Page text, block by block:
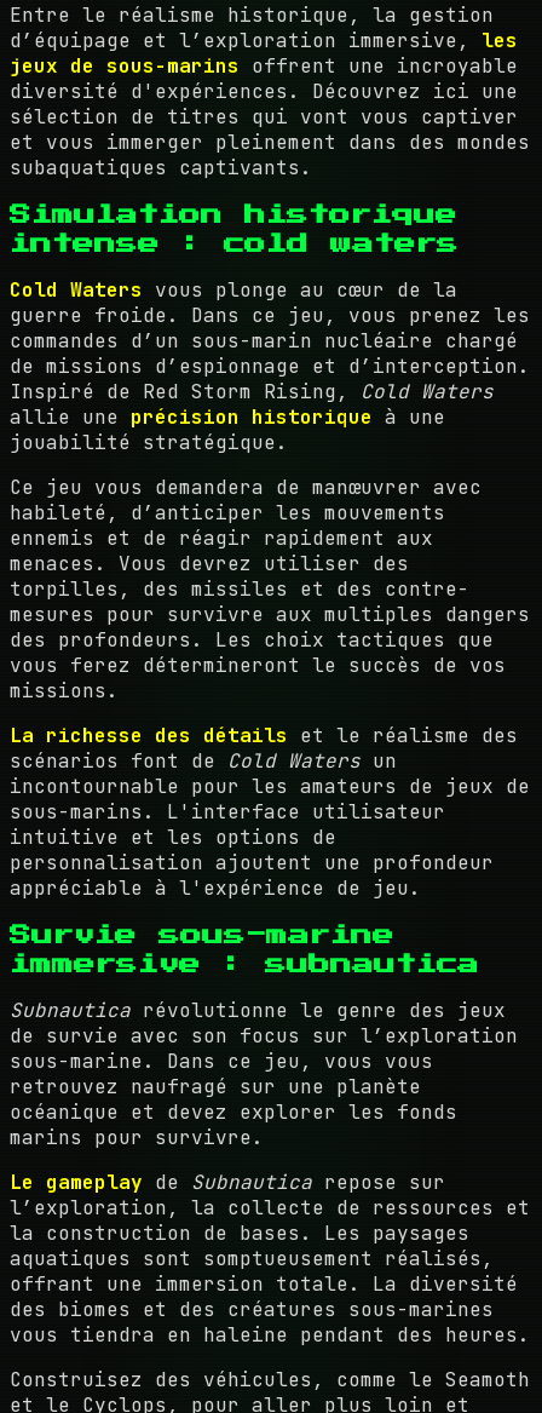
Entre le réalisme historique, la gestion
d’équipage et l’exploration immersive, les
jeux de sous-marins offrent une incroyable
diversité d'expériences. Découvrez ici une
sélection de titres qui vont vous captiver
et vous immerger pleinement dans des mondes
subaquatiques captivants.
Simulation historique
intense : cold waters
Cold Waters vous plonge au cœur de la
guerre froide. Dans ce jeu, vous prenez les
commandes d’un sous-marin nucléaire chargé
de missions d’espionnage et d’interception.
Inspiré de Red Storm Rising, Cold Waters
allie une précision historique à une
jouabilité stratégique.
Ce jeu vous demandera de manœuvrer avec
habileté, d’anticiper les mouvements
ennemis et de réagir rapidement aux
menaces. Vous devrez utiliser des
torpilles, des missiles et des contre-
mesures pour survivre aux multiples dangers
des profondeurs. Les choix tactiques que
vous ferez détermineront le succès de vos
missions.
La richesse des détails et le réalisme des
scénarios font de Cold Waters un
incontournable pour les amateurs de jeux de
sous-marins. L'interface utilisateur
intuitive et les options de
personnalisation ajoutent une profondeur
appréciable à l'expérience de jeu.
Survie sous-marine
immersive : subnautica
Subnautica révolutionne le genre des jeux
de survie avec son focus sur l’exploration
sous-marine. Dans ce jeu, vous vous
retrouvez naufragé sur une planète
océanique et devez explorer les fonds
marins pour survivre.
Le gameplay de Subnautica repose sur
l’exploration, la collecte de ressources et
la construction de bases. Les paysages
aquatiques sont somptueusement réalisés,
offrant une immersion totale. La diversité
des biomes et des créatures sous-marines
vous tiendra en haleine pendant des heures.
Construisez des véhicules, comme le Seamoth
et le Cyclops, pour aller plus loin et